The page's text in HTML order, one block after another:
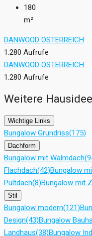
180
m²
DANWOOD ÖSTERREICH
1.280 Aufrufe
DANWOOD ÖSTERREICH
1.280 Aufrufe
Weitere
Wichtige Links
Bungalow Grundriss(175)
Dachform
Bungalow mit Walmdach
Flachdach(42)Bungalow
Pultdach(8)Bungalow mit
Stil
Bungalow modern(121)
Design(43)Bungalow
Landhaus(38)Bungalow